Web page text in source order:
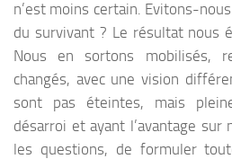
n’est moins certain. Evitons-
du survivant ? Le résultat nous
Nous en sortons mobilisés,
changés, avec une vision
sont pas éteintes, mais
désarroi et ayant l’avantage
les questions, de formuler